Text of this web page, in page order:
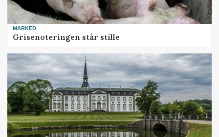
MARKED
Grisenoteringen står stille